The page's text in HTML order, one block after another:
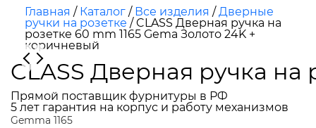
Главная / Каталог / Все изделия /Дверные
ручки на розетке /CLASS Дверная ручка на
розетке 60 mm 1165 Gema Золото 24K +
коричневый
CLASS Дверная ручка на
Прямой поставщик фурнитуры в РФ
5 лет гарантия на корпус и работу механизмов
Gemma 1165